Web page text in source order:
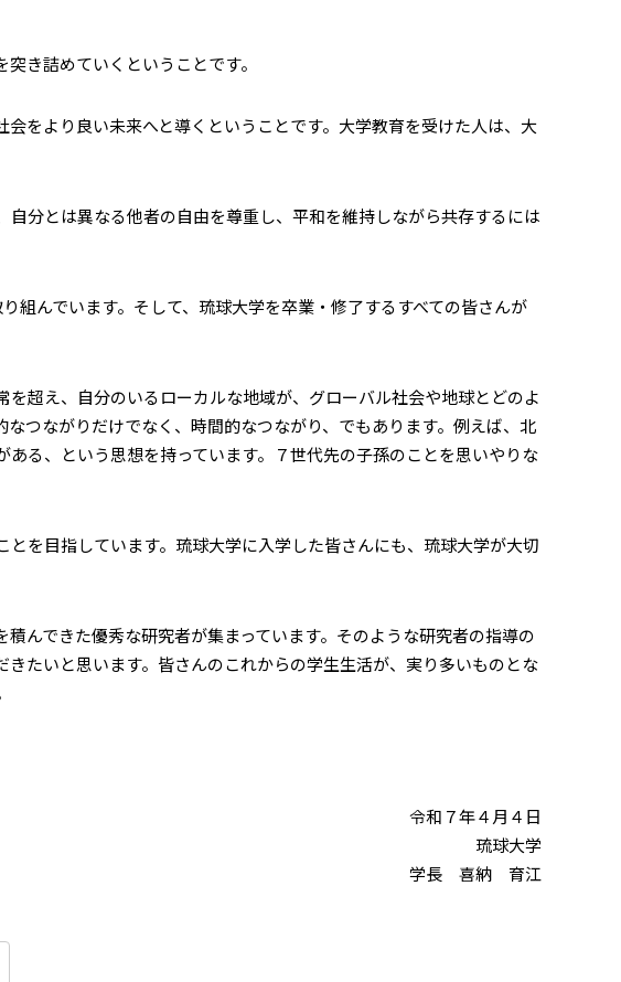
き詰めていくということです。
をより良い未来へと導くということです。大学教育を受けた人は、大
分とは異なる他者の自由を尊重し、平和を維持しながら共存するには
んでいます。そして、琉球大学を卒業・修了するすべての皆さんが
超え、自分のいるローカルな地域が、グローバル社会や地球とどのよ
つながりだけでなく、時間的なつながり、でもあります。例えば、北
る、という思想を持っています。７世代先の子孫のことを思いやりな
を目指しています。琉球大学に入学した皆さんにも、琉球大学が大切
んできた優秀な研究者が集まっています。そのような研究者の指導の
たいと思います。皆さんのこれからの学生生活が、実り多いものとな
令和７年４月４日
琉球大学
学長 喜納 育江